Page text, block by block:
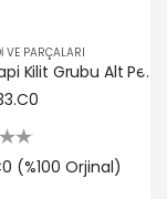
VE PARÇALARI
Orta Kapi Kilit Grubu Alt Peugeot 9033.C0
(%100 Orjinal)